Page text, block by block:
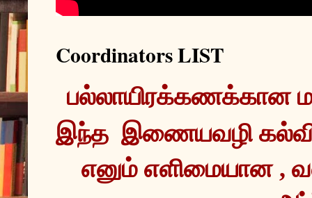
Coordinators LIST
இந்த  இணையவழி
எனும் எளிமையான ,